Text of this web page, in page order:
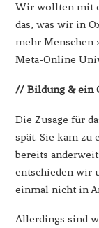
Wir wollten mit
das, was wir in
mehr Menschen
Meta-Online
// Bildung & ein
Die Zusage für
spät. Sie kam
bereits
entschieden wir
einmal nicht in
Allerdings sind